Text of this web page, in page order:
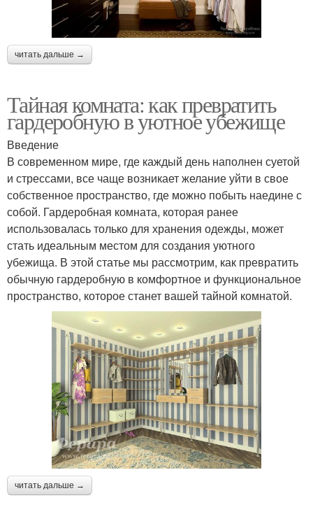
читать дальше →
Тайная комната: как превратить
гардеробную в уютное убежище
Введение
В современном мире, где каждый день наполнен суетой
и стрессами, все чаще возникает желание уйти в свое
собственное пространство, где можно побыть наедине с
собой. Гардеробная комната, которая ранее
использовалась только для хранения одежды, может
стать идеальным местом для создания уютного
убежища. В этой статье мы рассмотрим, как превратить
обычную гардеробную в комфортное и функциональное
пространство, которое станет вашей тайной комнатой.
читать дальше →